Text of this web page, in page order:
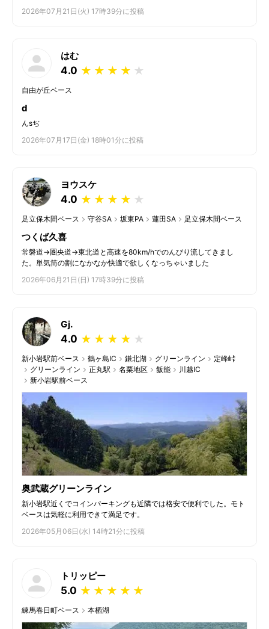
2026年07月21日(火) 17時39分に投稿
はむ
4.0 ★
★
★
★
★
自由が丘ベース
d
んsぢ
2026年07月17日(金) 18時01分に投稿
ヨウスケ
4.0 ★
★
★
★
★
足立保木間ベース 守谷SA 坂東PA 蓮田SA 足立保木間ベース
つくば久喜
常磐道→圏央道→東北道と高速を80km/hでのんびり流してきまし
た。単気筒の割になかなか快適で欲しくなっちゃいました
2026年06月21日(日) 17時39分に投稿
Gj.
4.0 ★
★
★
★
★
新小岩駅前ベース 鶴ヶ島IC 鎌北湖 グリーンライン
定峰峠
グリーンライン
正丸駅 名栗地区 飯能
川越IC
新小岩駅前ベース
奥武蔵グリーンライン
新小岩駅近くでコインパーキングも近隣では格安で便利でした。モト
ベースは気軽に利用できて満足です。
2026年05月06日(水) 14時21分に投稿
トリッピー
5.0 ★
★
★
★
★
練馬春日町ベース 本栖湖